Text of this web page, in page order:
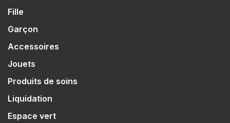
Fille
Garçon
Accessoires
Jouets
Produits de soins
Liquidation
Espace vert